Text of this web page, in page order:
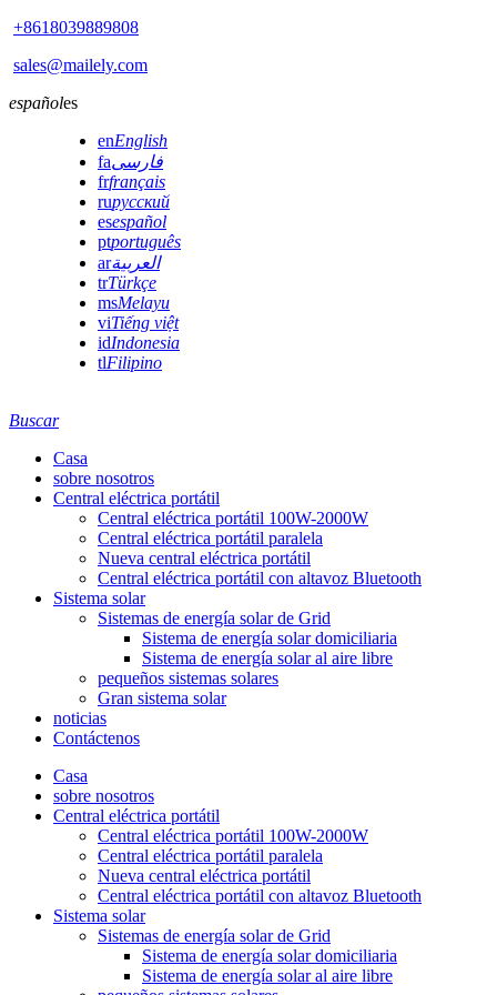
+8618039889808
sales@mailely.com
españoles
enEnglish
faفارسی
frfrançais
ruрусский
esespañol
ptportuguês
arالعربية
trTürkçe
msMelayu
viTiếng việt
idIndonesia
tlFilipino
Buscar
Casa
sobre nosotros
Central eléctrica portátil
Central eléctrica portátil 100W-2000W
Central eléctrica portátil paralela
Nueva central eléctrica portátil
Central eléctrica portátil con altavoz Bluetooth
Sistema solar
Sistemas de energía solar de Grid
Sistema de energía solar domiciliaria
Sistema de energía solar al aire libre
pequeños sistemas solares
Gran sistema solar
noticias
Contáctenos
Casa
sobre nosotros
Central eléctrica portátil
Central eléctrica portátil 100W-2000W
Central eléctrica portátil paralela
Nueva central eléctrica portátil
Central eléctrica portátil con altavoz Bluetooth
Sistema solar
Sistemas de energía solar de Grid
Sistema de energía solar domiciliaria
Sistema de energía solar al aire libre